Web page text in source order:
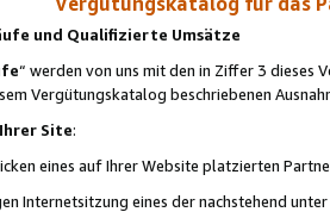
und Qualifizierte Umsätze
“ werden von uns mit den in Ziffer 3
Vergütungskatalog beschriebenen
Site:
eines auf Ihrer Website platzierten
Internetsitzung eines der nachstehend